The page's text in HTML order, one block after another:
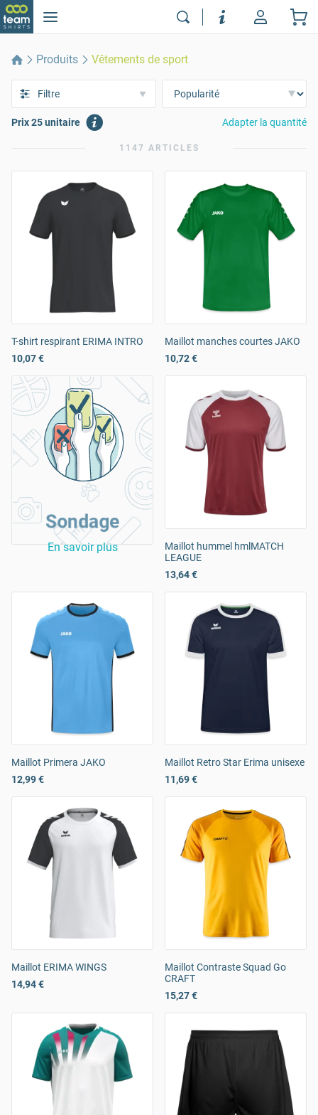
Produits Vêtements de sport
Filtre
Prix 25 unitaire Adapter la quantité
1147 ARTICLES
T-shirt respirant ERIMA INTRO
10,07 €
Maillot manches courtes JAKO
10,72 €
Sondage
En savoir plus
Maillot hummel hmlMATCH
LEAGUE
13,64 €
Maillot Primera JAKO
12,99 €
Maillot Retro Star Erima unisexe
11,69 €
Maillot ERIMA WINGS
14,94 €
Maillot Contraste Squad Go
CRAFT
15,27 €